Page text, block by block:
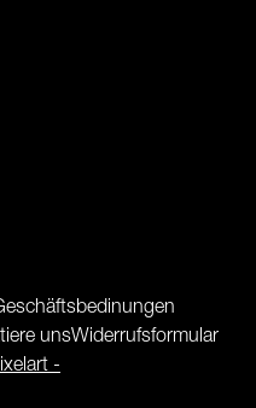
unsWiderrufsformular
Tab)